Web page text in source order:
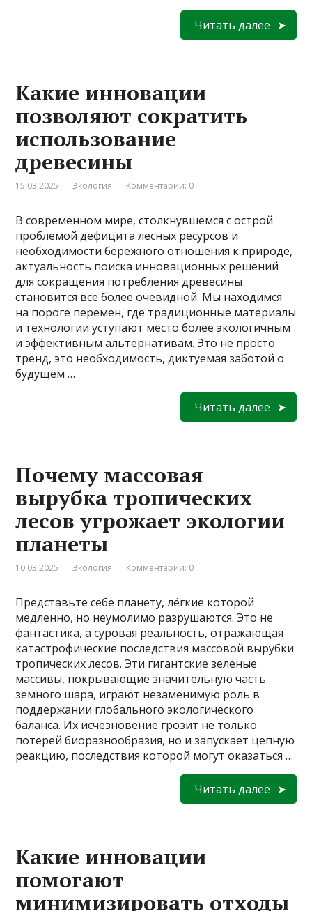
Читать далее
Какие инновации
позволяют сократить
использование
древесины
15.03.2025 Экология Комментарии: 0
В современном мире, столкнувшемся с острой
проблемой дефицита лесных ресурсов и
необходимости бережного отношения к природе,
актуальность поиска инновационных решений
для сокращения потребления древесины
становится все более очевидной. Мы находимся
на пороге перемен, где традиционные материалы
и технологии уступают место более экологичным
и эффективным альтернативам. Это не просто
тренд, это необходимость, диктуемая заботой о
будущем …
Читать далее
Почему массовая
вырубка тропических
лесов угрожает экологии
планеты
10.03.2025 Экология Комментарии: 0
Представьте себе планету, лёгкие которой
медленно, но неумолимо разрушаются. Это не
фантастика, а суровая реальность, отражающая
катастрофические последствия массовой вырубки
тропических лесов. Эти гигантские зелёные
массивы, покрывающие значительную часть
земного шара, играют незаменимую роль в
поддержании глобального экологического
баланса. Их исчезновение грозит не только
потерей биоразнообразия, но и запускает цепную
реакцию, последствия которой могут оказаться …
Читать далее
Какие инновации
помогают
минимизировать отходы